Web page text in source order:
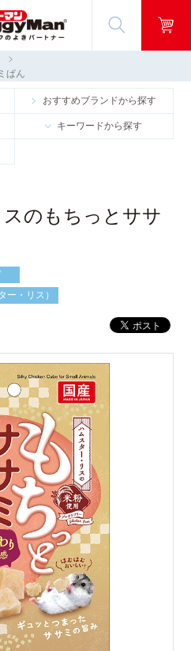
English
ぱん
おすすめブランドから探す
キーワードから探す
のもちっとササ
ー・リス）